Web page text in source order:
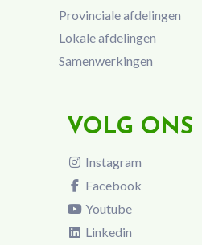
Provinciale afdelingen
Lokale afdelingen
Samenwerkingen
VOLG ONS
Instagram
Facebook
Youtube
Linkedin